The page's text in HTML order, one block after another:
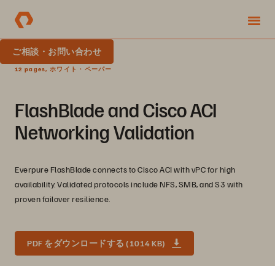
ご相談・お問い合わせ
12 pages, ホワイト・ペーパー
FlashBlade and Cisco ACI
Networking Validation
Everpure FlashBlade connects to Cisco ACI with vPC for high
availability. Validated protocols include NFS, SMB, and S3 with
proven failover resilience.
PDF をダウンロードする (1014 KB)